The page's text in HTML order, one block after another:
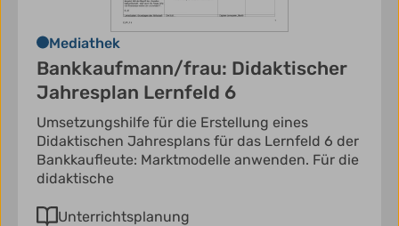
Mediathek
Bankkaufmann/frau: Didaktischer
Jahresplan Lernfeld 6
Umsetzungshilfe für die Erstellung eines
Didaktischen Jahresplans für das Lernfeld 6 der
Bankkaufleute: Marktmodelle anwenden. Für die
didaktische
Unterrichtsplanung